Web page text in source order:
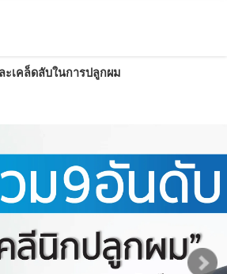
ะเคล็ดลับในการปลูกผม